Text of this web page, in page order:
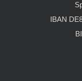
IBAN